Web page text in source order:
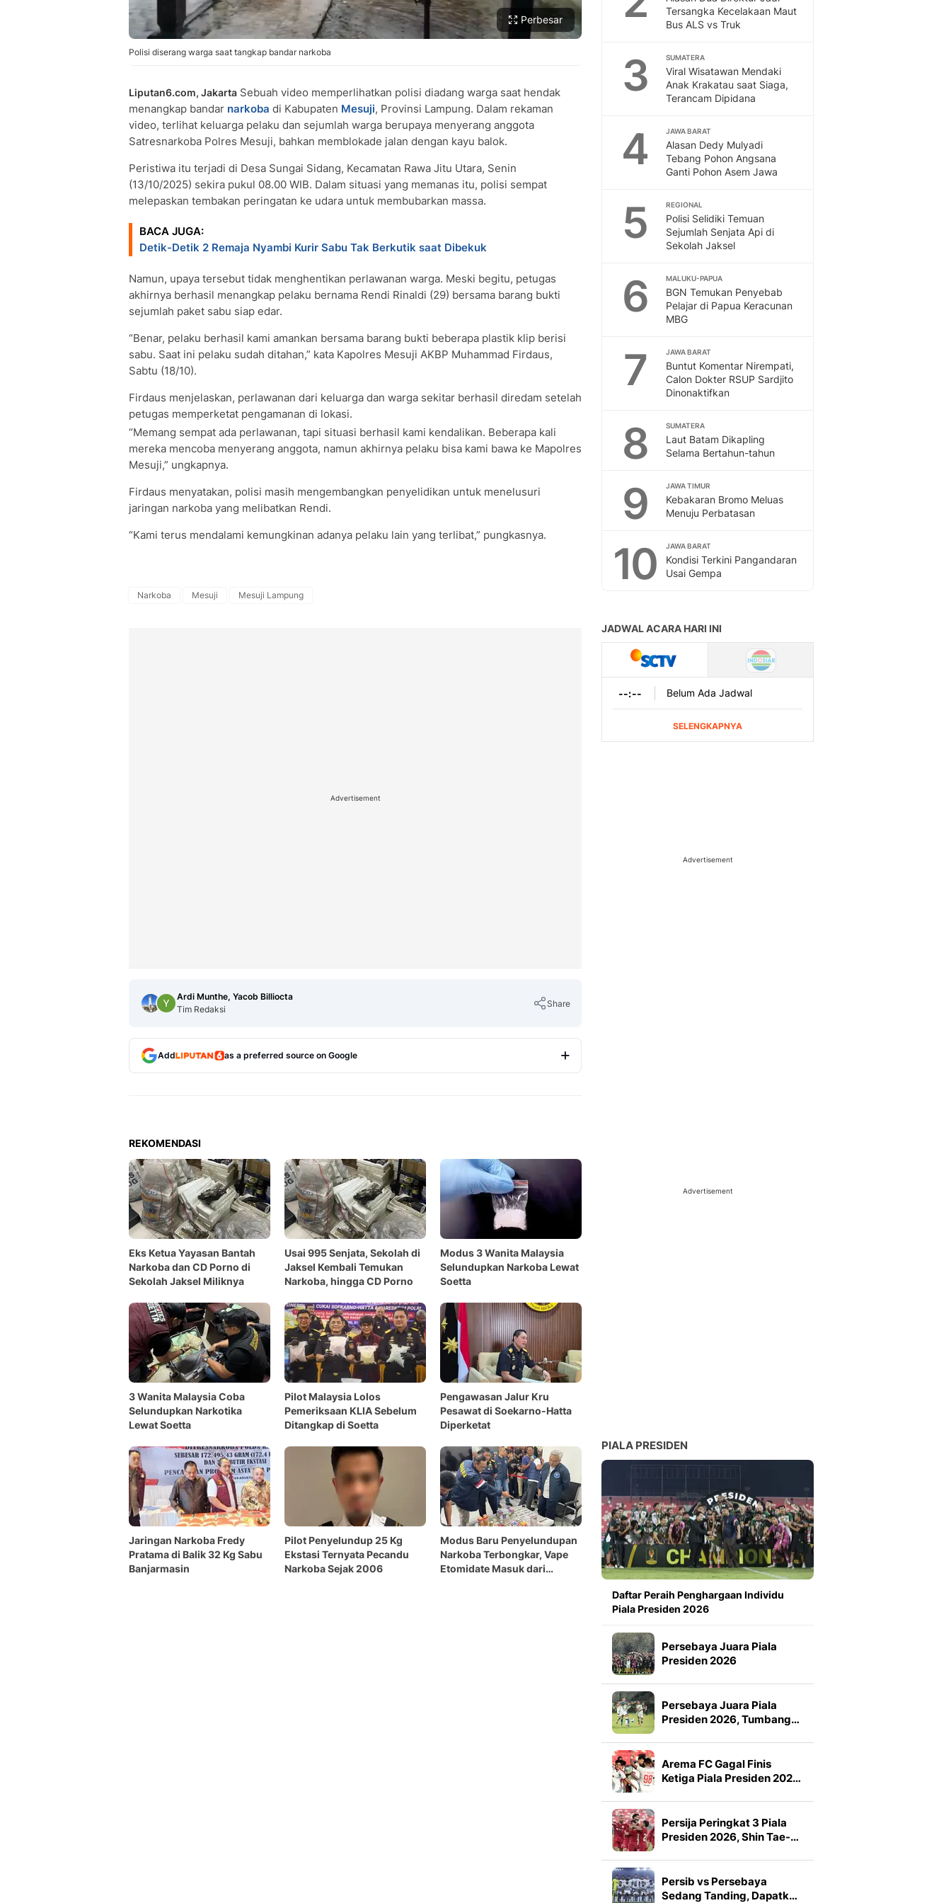
Perbesar
Polisi diserang warga saat tangkap bandar narkoba
Liputan6.com, Jakarta Sebuah video memperlihatkan polisi diadang warga saat hendak
menangkap bandar narkoba di Kabupaten Mesuji, Provinsi Lampung. Dalam rekaman
video, terlihat keluarga pelaku dan sejumlah warga berupaya menyerang anggota
Satresnarkoba Polres Mesuji, bahkan memblokade jalan dengan kayu balok.
Peristiwa itu terjadi di Desa Sungai Sidang, Kecamatan Rawa Jitu Utara, Senin
(13/10/2025) sekira pukul 08.00 WIB. Dalam situasi yang memanas itu, polisi sempat
melepaskan tembakan peringatan ke udara untuk membubarkan massa.
BACA JUGA:
Detik-Detik 2 Remaja Nyambi Kurir Sabu Tak Berkutik saat Dibekuk
Namun, upaya tersebut tidak menghentikan perlawanan warga. Meski begitu, petugas
akhirnya berhasil menangkap pelaku bernama Rendi Rinaldi (29) bersama barang bukti
sejumlah paket sabu siap edar.
“Benar, pelaku berhasil kami amankan bersama barang bukti beberapa plastik klip berisi
sabu. Saat ini pelaku sudah ditahan,” kata Kapolres Mesuji AKBP Muhammad Firdaus,
Sabtu (18/10).
Firdaus menjelaskan, perlawanan dari keluarga dan warga sekitar berhasil diredam setelah
petugas memperketat pengamanan di lokasi.
“Memang sempat ada perlawanan, tapi situasi berhasil kami kendalikan. Beberapa kali
mereka mencoba menyerang anggota, namun akhirnya pelaku bisa kami bawa ke Mapolres
Mesuji,” ungkapnya.
Firdaus menyatakan, polisi masih mengembangkan penyelidikan untuk menelusuri
jaringan narkoba yang melibatkan Rendi.
“Kami terus mendalami kemungkinan adanya pelaku lain yang terlibat,” pungkasnya.
Narkoba Mesuji Mesuji Lampung
Advertisement
Ardi Munthe, Yacob Billiocta
Tim Redaksi
Share
Add as a preferred source on Google
REKOMENDASI
Eks Ketua Yayasan Bantah
Narkoba dan CD Porno di
Sekolah Jaksel Miliknya
Usai 995 Senjata, Sekolah di
Jaksel Kembali Temukan
Narkoba, hingga CD Porno
Modus 3 Wanita Malaysia
Selundupkan Narkoba Lewat
Soetta
3 Wanita Malaysia Coba
Selundupkan Narkotika
Lewat Soetta
Pilot Malaysia Lolos
Pemeriksaan KLIA Sebelum
Ditangkap di Soetta
Pengawasan Jalur Kru
Pesawat di Soekarno-Hatta
Diperketat
Jaringan Narkoba Fredy
Pratama di Balik 32 Kg Sabu
Banjarmasin
Pilot Penyelundup 25 Kg
Ekstasi Ternyata Pecandu
Narkoba Sejak 2006
Modus Baru Penyelundupan
Narkoba Terbongkar, Vape
Etomidate Masuk dari
Tersangka Kecelakaan Maut
Bus ALS vs Truk
3 SUMATERA
Viral Wisatawan Mendaki
Anak Krakatau saat Siaga,
Terancam Dipidana
4 JAWA BARAT
Alasan Dedy Mulyadi
Tebang Pohon Angsana
Ganti Pohon Asem Jawa
5 REGIONAL
Polisi Selidiki Temuan
Sejumlah Senjata Api di
Sekolah Jaksel
6 MALUKU-PAPUA
BGN Temukan Penyebab
Pelajar di Papua Keracunan
MBG
7 JAWA BARAT
Buntut Komentar Nirempati,
Calon Dokter RSUP Sardjito
Dinonaktifkan
8 SUMATERA
Laut Batam Dikapling
Selama Bertahun-tahun
9 JAWA TIMUR
Kebakaran Bromo Meluas
Menuju Perbatasan
10 JAWA BARAT
Kondisi Terkini Pangandaran
Usai Gempa
Advertisement
Advertisement
PIALA PRESIDEN
Daftar Peraih Penghargaan Individu
Piala Presiden 2026
Persebaya Juara Piala
Presiden 2026
Persebaya Juara Piala
Presiden 2026, Tumbang…
Arema FC Gagal Finis
Ketiga Piala Presiden 202…
Persija Peringkat 3 Piala
Presiden 2026, Shin Tae-…
Persib vs Persebaya
Sedang Tanding, Dapatk…